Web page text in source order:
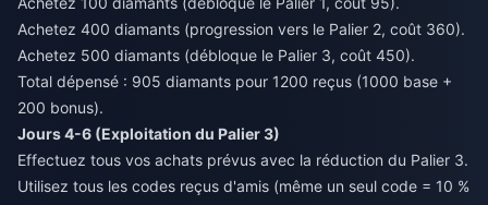
Achetez 400 diamants (progression vers le Palier 2, coût 360).
Achetez 500 diamants (débloque le Palier 3, coût 450).
Total dépensé : 905 diamants pour 1200 reçus (1000 base +
200 bonus).
Jours 4-6 (Exploitation du Palier 3)
Effectuez tous vos achats prévus avec la réduction du Palier 3.
Utilisez tous les codes reçus d'amis (même un seul code = 10 %